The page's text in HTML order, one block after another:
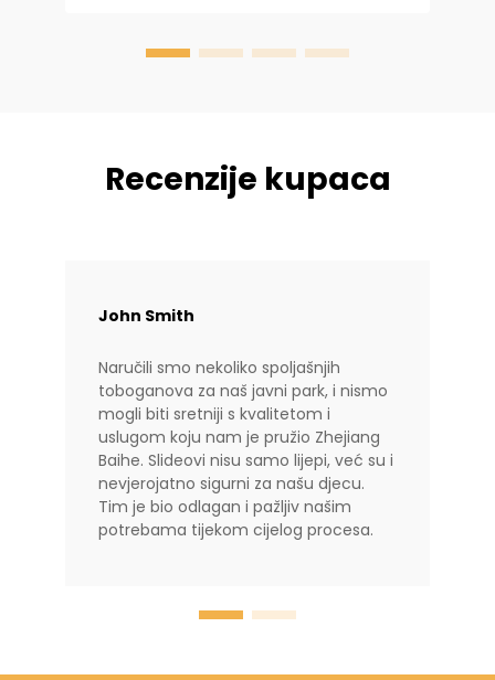
Recenzije kupaca
John Smith
Naručili smo nekoliko spoljašnjih
toboganova za naš javni park, i nismo
mogli biti sretniji s kvalitetom i
uslugom koju nam je pružio Zhejiang
Baihe. Slideovi nisu samo lijepi, već su i
nevjerojatno sigurni za našu djecu.
Tim je bio odlagan i pažljiv našim
potrebama tijekom cijelog procesa.